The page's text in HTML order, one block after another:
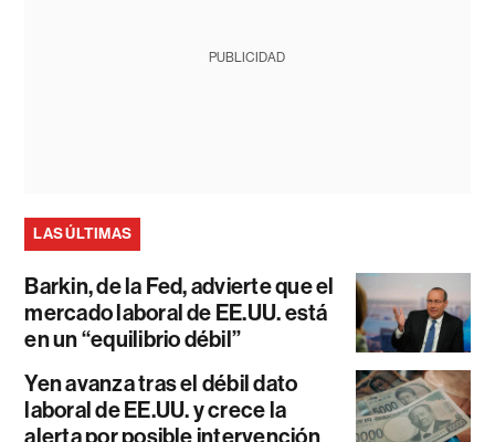
PUBLICIDAD
LAS ÚLTIMAS
Barkin, de la Fed, advierte que el
mercado laboral de EE.UU. está
en un “equilibrio débil”
Yen avanza tras el débil dato
laboral de EE.UU. y crece la
alerta por posible intervención